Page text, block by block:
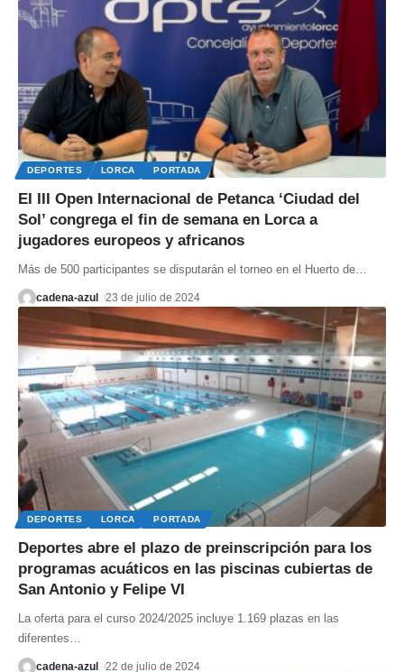
DEPORTES LORCA PORTADA
EI III Open Internacional de Petanca ‘Ciudad del
Sol’ congrega el fin de semana en Lorca a
jugadores europeos y africanos
Más de 500 participantes se disputarán el torneo en el Huerto de
cadena-azul 23 de julio de 2024
DEPORTES LORCA PORTADA
Deportes abre el plazo de preinscripción para los
programas acuáticos en las piscinas cubiertas de
San Antonio y Felipe VI
La oferta para el curso 2024/2025 incluye 1.169 plazas en las
diferentes…
cadena-azul 22 de julio de 2024